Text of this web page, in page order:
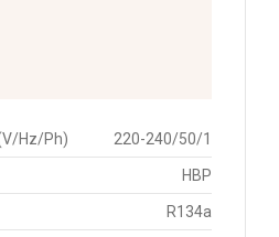
Hz/Ph) 220-240/50/1
HBP
R134a